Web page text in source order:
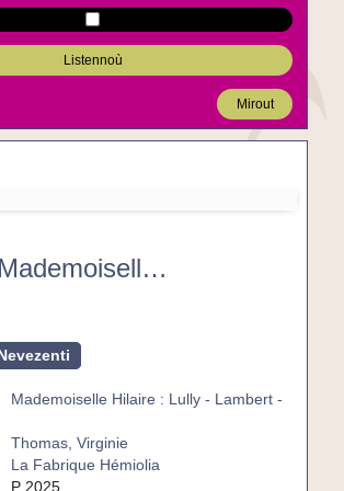
Listennoù
Mirout
Lully
CD
Mademoiselle Hilaire : Lully - Lambert - Cavalli
Mademoiselle Hilaire : Lully - Lambert -
Thomas, Virginie
La Fabrique Hémiolia
P 2025